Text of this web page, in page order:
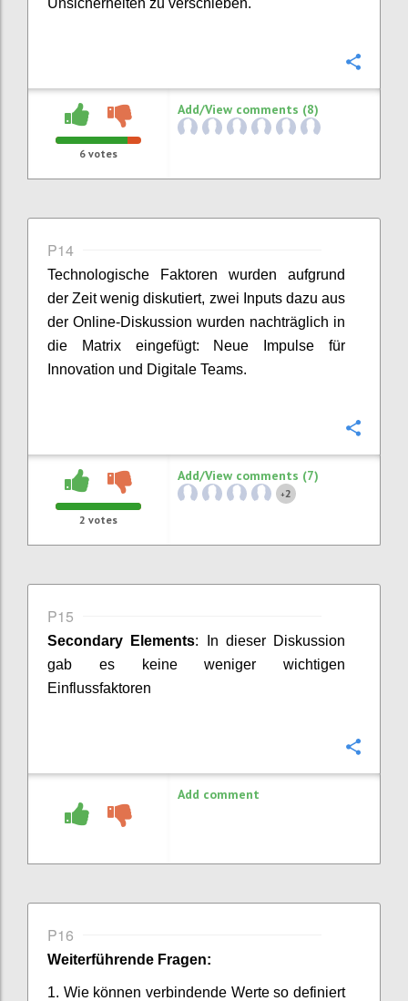
Unsicherheiten zu verschieben.
6 votes
Add/View comments (8)
P14
Technologische Faktoren wurden aufgrund
der Zeit wenig diskutiert, zwei Inputs dazu aus
der Online-Diskussion wurden nachträglich in
die Matrix eingefügt: Neue Impulse für
Innovation und Digitale Teams.
2 votes
Add/View comments (7)
+2
P15
Secondary Elements:
In dieser Diskussion
gab es keine weniger wichtigen
Einflussfaktoren
Add comment
P16
Weiterführende Fragen:
1. Wie können verbindende Werte so definiert